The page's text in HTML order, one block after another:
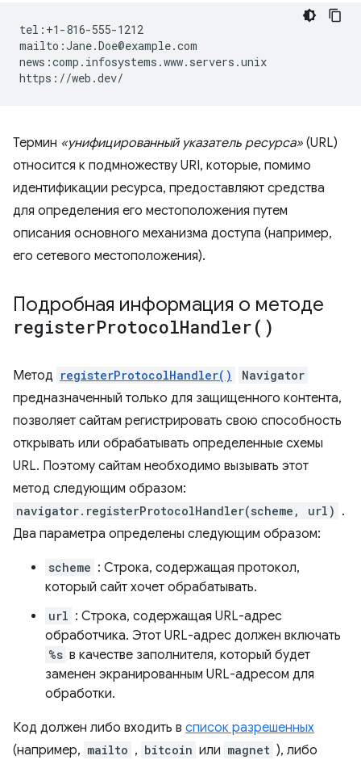
tel:+1-816-555-1212
mailto:Jane.Doe@example.com
news:comp.infosystems.www.servers.unix
Термин «унифицированный указатель ресурса» (URL)
относится к подмножеству URI, которые, помимо
идентификации ресурса, предоставляют средства
для определения его местоположения путем
описания основного механизма доступа (например,
его сетевого местоположения).
Подробная информация о методе
registerProtocolHandler( )
Метод registerProtocolHandler() Navigator
предназначенный только для защищенного контента,
позволяет сайтам регистрировать свою способность
открывать или обрабатывать определенные схемы
URL. Поэтому сайтам необходимо вызывать этот
метод следующим образом:
navigator.registerProtocolHandler(scheme, url) .
Два параметра определены следующим образом:
scheme : Строка, содержащая протокол,
который сайт хочет обрабатывать.
url : Строка, содержащая URL-адрес
обработчика. Этот URL-адрес должен включать
%s в качестве заполнителя, который будет
заменен экранированным URL-адресом для
обработки.
Код должен либо входить в список разрешенных
(например, mailto , bitcoin или magnet ), либо